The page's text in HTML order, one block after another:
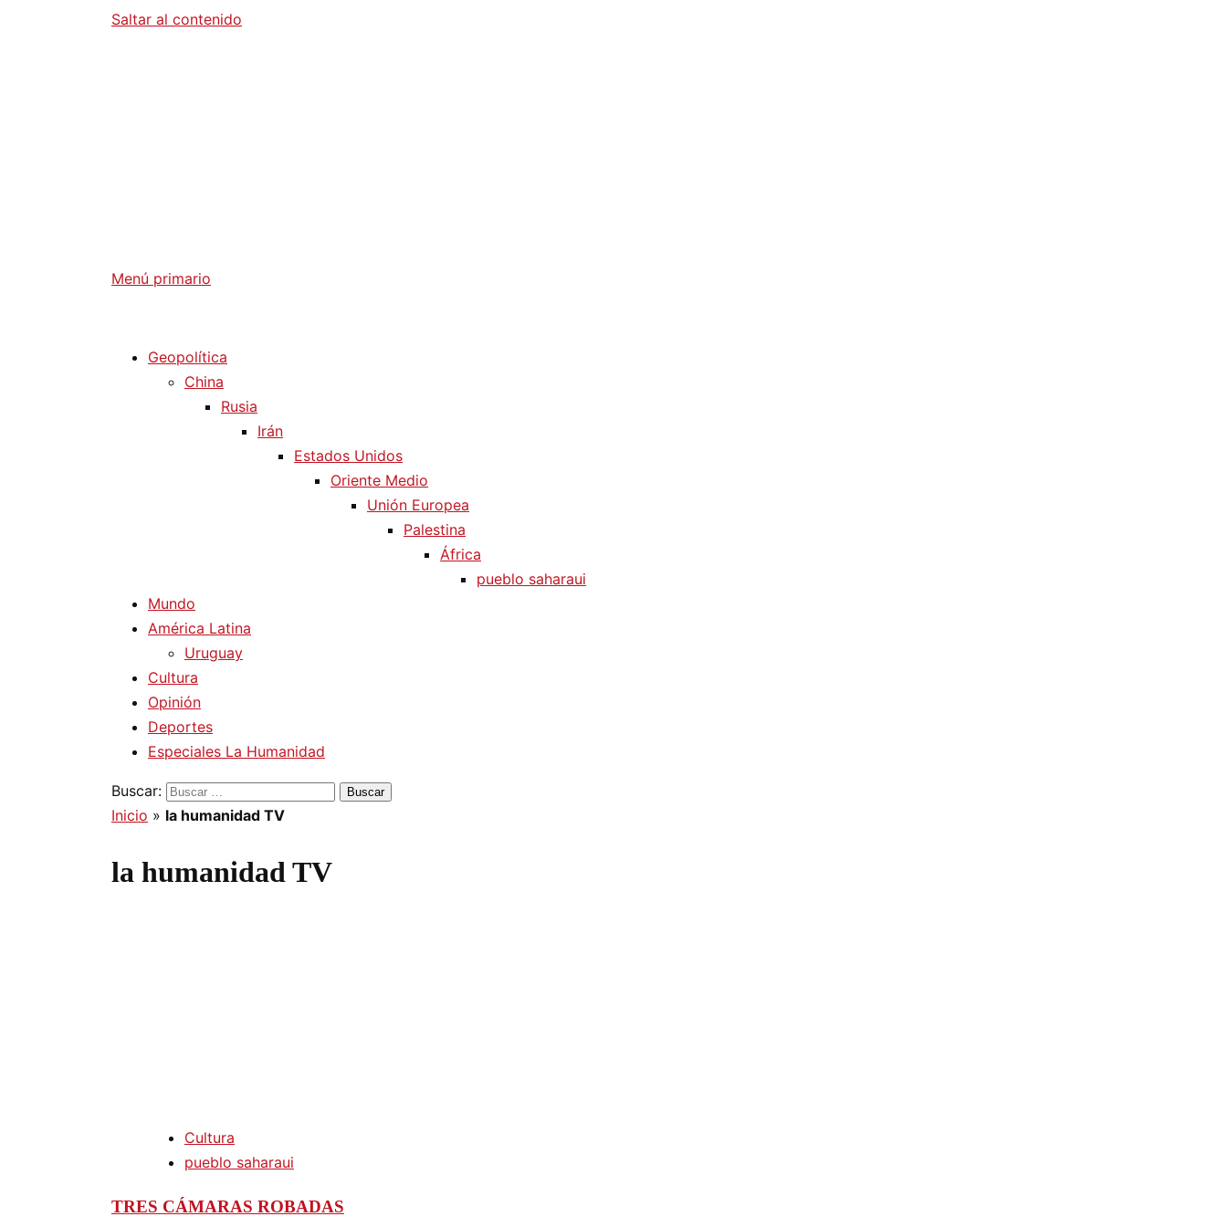
Saltar al contenido
Menú primario
Geopolítica
China
Rusia
Irán
Estados Unidos
Oriente Medio
Unión Europea
Palestina
África
pueblo saharaui
Mundo
América Latina
Uruguay
Cultura
Opinión
Deportes
Especiales La Humanidad
Buscar:
Inicio » la humanidad TV
la humanidad TV
Cultura
pueblo saharaui
TRES CÁMARAS ROBADAS